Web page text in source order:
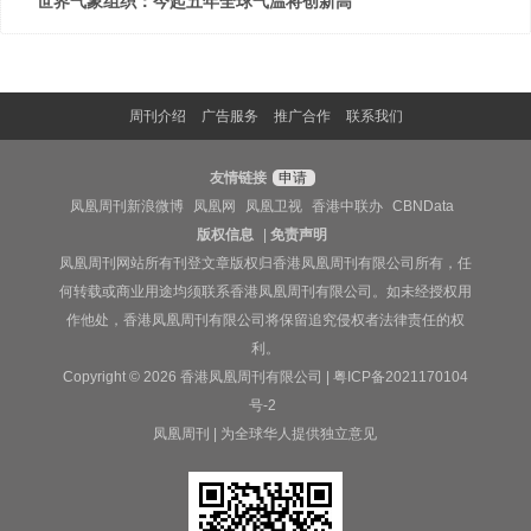
周刊介绍 广告服务 推广合作 联系我们
友情链接
申请
凤凰周刊新浪微博
凤凰网 凤凰卫视 香港中联办
CBNData
版权信息
|免责声明
凤凰周刊网站所有刊登文章版权归香港凤凰周刊有限公司所有，任
何转载或商业用途均须联系香港凤凰周刊有限公司。如未经授权用
作他处，香港凤凰周刊有限公司将保留追究侵权者法律责任的权
利。
Copyright © 2026 香港凤凰周刊有限公司 | 粤ICP备2021170104
号-2
凤凰周刊 | 为全球华人提供独立意见